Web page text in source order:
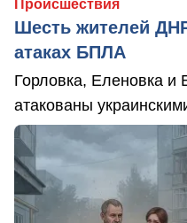
Происшествия
Шесть жителей
атаках БПЛА
Горловка, Еленовка и
атакованы